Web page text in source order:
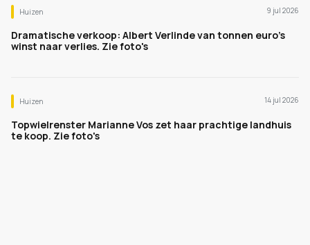
Huizen 9 jul 2026
Dramatische verkoop: Albert Verlinde van tonnen euro's
winst naar verlies. Zie foto's
Huizen 14 jul 2026
Topwielrenster Marianne Vos zet haar prachtige landhuis
te koop. Zie foto's